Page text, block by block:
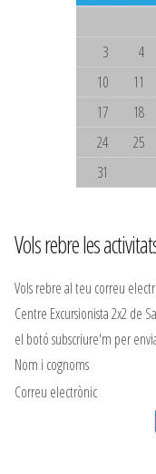
3
4
10
11
17
18
24
25
31
Vols rebre les
Vols rebre al teu correu
Centre Excursionista 2x2 de
el botó subscriure'm per
Nom i cognoms
Correu electrònic